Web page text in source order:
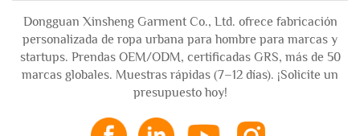
Dongguan Xinsheng Garment Co., Ltd. ofrece fabricación
personalizada de ropa urbana para hombre para marcas y
startups. Prendas OEM/ODM, certificadas GRS, más de 50
marcas globales. Muestras rápidas (7–12 días). ¡Solicite un
presupuesto hoy!